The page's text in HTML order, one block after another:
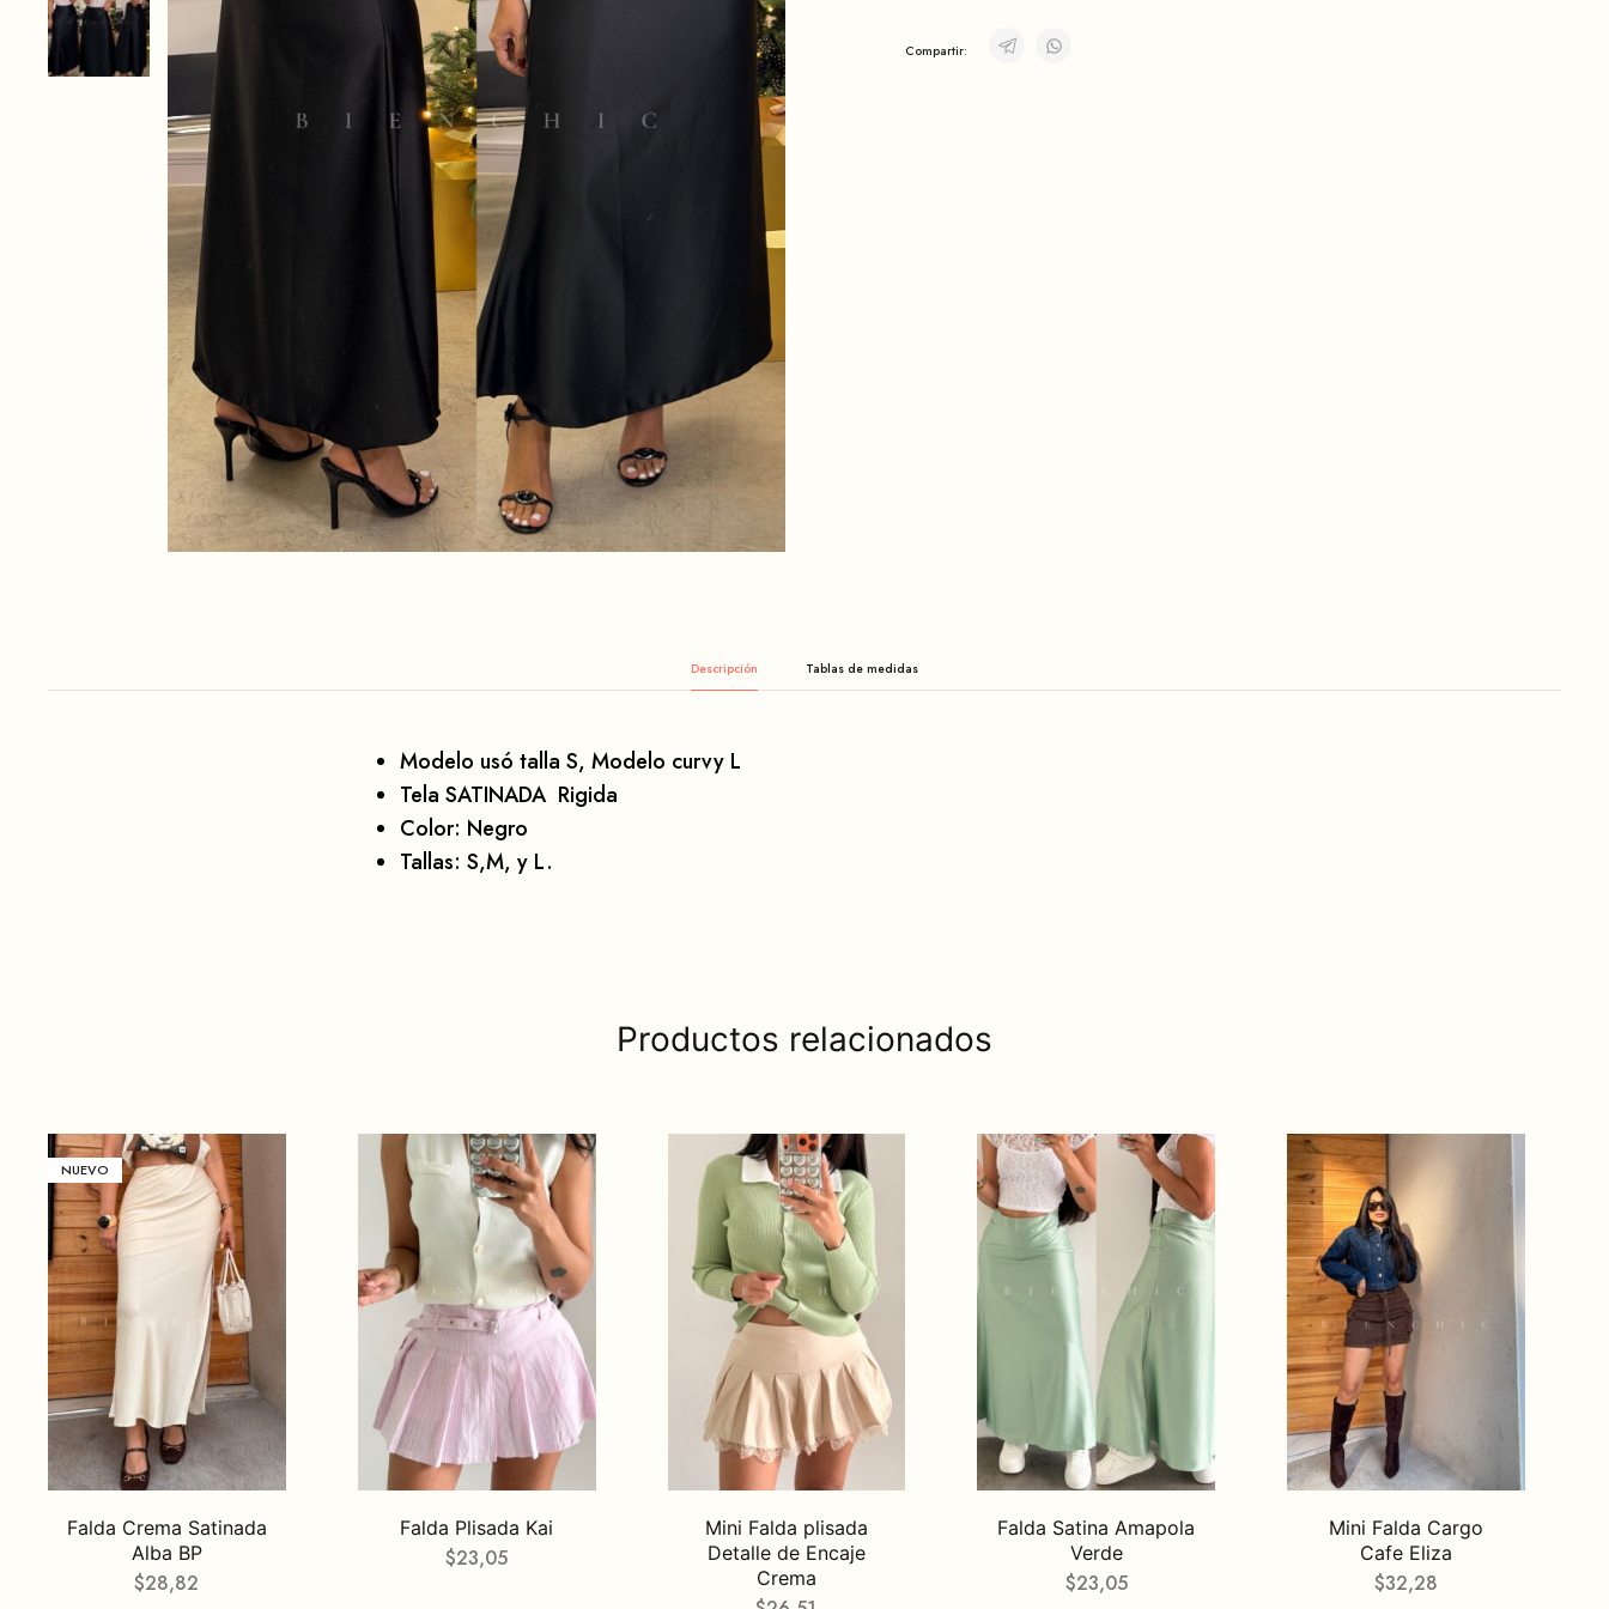
Compartir:
Descripción
Modelo usó talla S, Modelo curvy L
Tela SATINADA Rigida
Color: Negro
Tallas: S,M, y L.
Productos relacionados
NUEVO
Falda Crema Satinada
Alba BP
$28,82
Falda Plisada Kai
$23,05
Mini Falda plisada
Detalle de Encaje
Crema
Falda Satina Amapola
Verde
$23,05
Mini Falda Cargo
Cafe Eliza
$32,28